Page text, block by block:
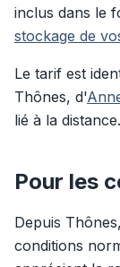
inclus dans le
stockage de
Le tarif est
Thônes, d'
lié à la distance.
Pour les
Depuis
conditions